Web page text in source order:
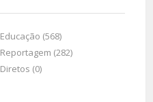
Educação (568)
Reportagem (282)
Diretos (0)